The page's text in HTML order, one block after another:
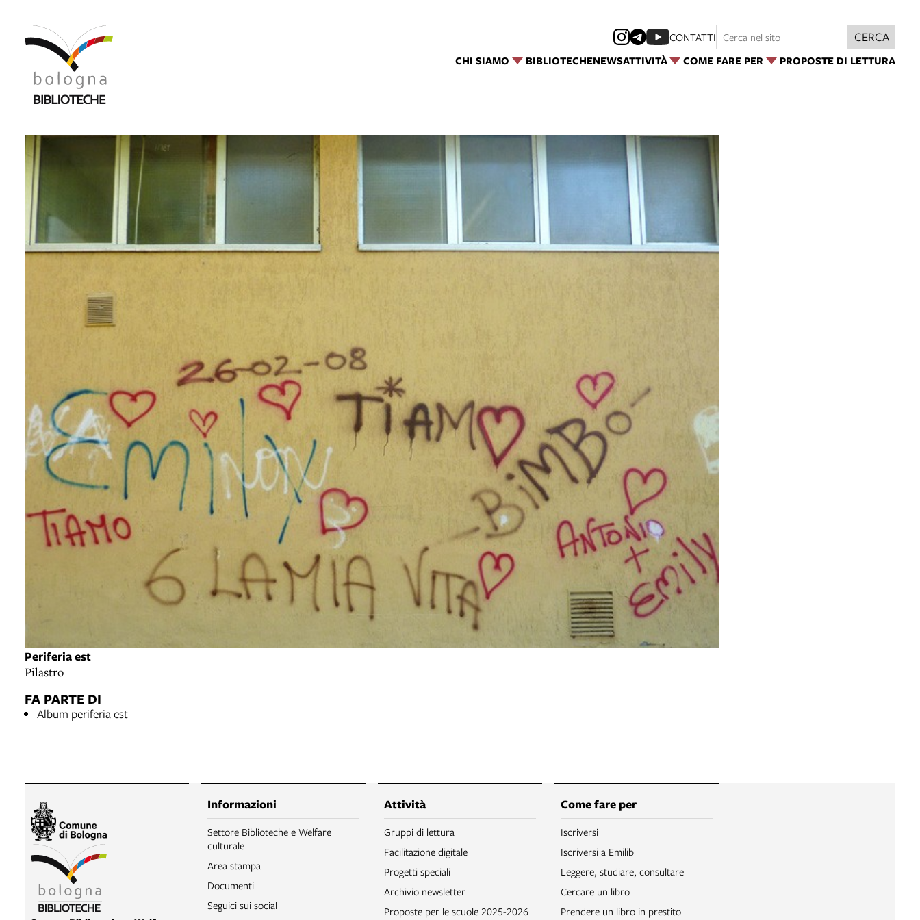
CHI SIAMO BIBLIOTECHENEWSATTIVITÀ COME FARE PER PROPOSTE DI LETTURA
CONTATTI CERCA
Periferia est
Pilastro
FA PARTE DI
Album periferia est
Informazioni
Settore Biblioteche e Welfare
culturale
Area stampa
Documenti
Seguici sui social
Attività
Gruppi di lettura
Facilitazione digitale
Progetti speciali
Archivio newsletter
Proposte per le scuole 2025-2026
Come fare per
Iscriversi
Iscriversi a Emilib
Leggere, studiare, consultare
Cercare un libro
Prendere un libro in prestito